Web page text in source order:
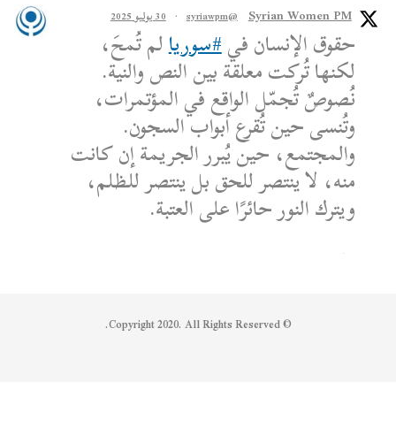
Syrian Women PM
@syriawpm
· 30 يوليو 2025
حقوق الإنسان في#سوريالم تُمحَ،
لكنها تُركت معلقة بين النص والنية.
نُصوصٌ تُجمّل الواقع في المؤتمرات،
وتُنسى حين تُقرع أبواب السجون.
والمجتمع، حين يُبرر الجريمة إن كانت
منه، لا ينتصر للحق بل ينتصر للظلم،
ويترك النور حائرًا على العتبة.
الكاتب: محمد الشماع
© Copyright 2020. All Rights Reserved.